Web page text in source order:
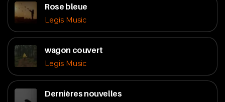
Rose bleue
Legis Music
wagon couvert
Legis Music
Dernières nouvelles